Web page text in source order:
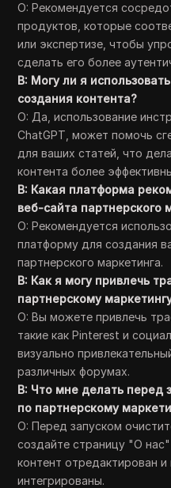
О: Рекомендуется
продуктов, которые
или экспертизе, чтобы
сделать его более
В: Могу ли я
создания контента?
О: Да, использование
ChatGPT, может помочь
для ваших статей, что
контента более
В: Какая платформа
веб-сайта партнерского
О: Рекомендуется
платформу для создания
партнерского маркетинга.
В: Как я могу привлечь
партнерскому
О: Вы можете привлечь
такие как Pinterest и
визуально
различных форумах.
В: Что мне делать перед
по партнерскому
О: Перед запуском
создайте страницу "О
контент отредактирован и
интегрированы.